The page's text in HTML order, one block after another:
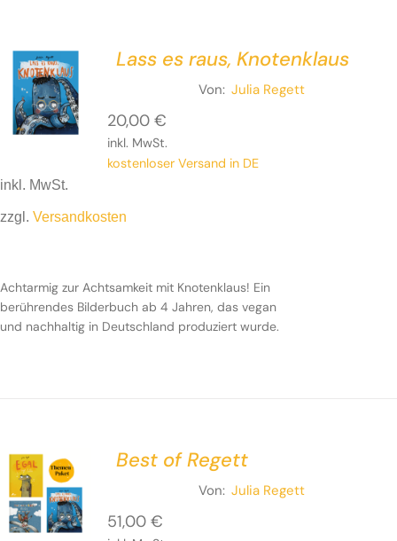
Lass es raus, Knotenklaus
Von: Julia Regett
20,00 €
inkl. MwSt.
kostenloser Versand in DE
inkl. MwSt.
zzgl. Versandkosten
Achtarmig zur Achtsamkeit mit Knotenklaus! Ein
berührendes Bilderbuch ab 4 Jahren, das vegan
und nachhaltig in Deutschland produziert wurde.
Best of Regett
Von: Julia Regett
51,00 €